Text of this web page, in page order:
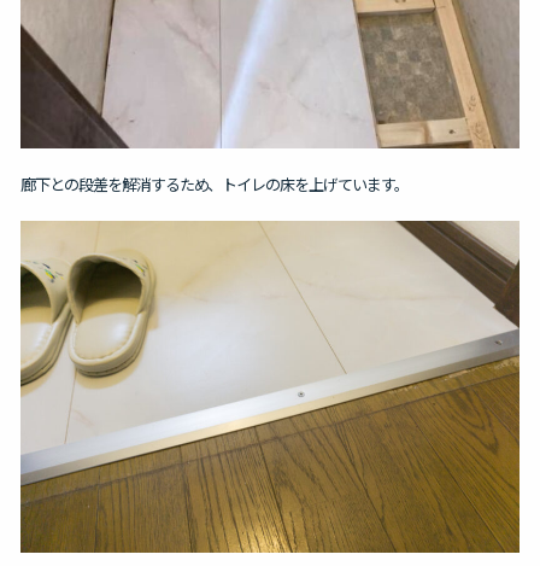
廊下との段差を解消するため、トイレの床を上げています。